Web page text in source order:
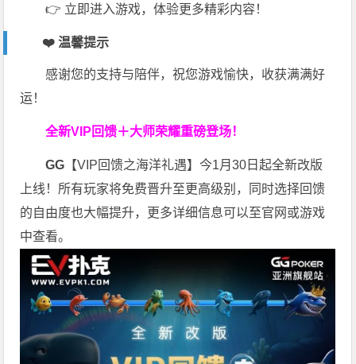
👉 立即进入游戏，体验更多精彩内容！
❤️ 温馨提示
感谢您的支持与陪伴，祝您游戏愉快，收获满满好
运！
全新VIP回馈＋大师荣耀重磅登场！
GG 【VIP回馈之海洋礼遇】今1月30日起全新改版
上线！所有玩家将免费晋升至更高级别，同时选择回馈
的自由度也大幅提升，更多详细信息可以至官网或游戏
中查看。